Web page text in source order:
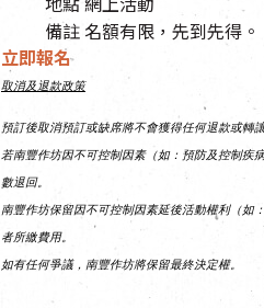
地點 網上活動
備註 名額有限，先到先得。
立即報名
取消及退款政策
預訂後取消預訂或缺席將不會獲得任何退款或轉讓
若南豐作坊因不可控制因素（如：預防及控制疾
數退回。
南豐作坊保留因不可控制因素延後活動權利（如
者所繳費用。
如有任何爭議，南豐作坊將保留最終決定權。